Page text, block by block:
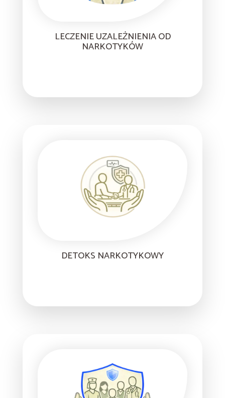
LECZENIE UZALEŻNIENIA OD
NARKOTYKÓW
DETOKS NARKOTYKOWY